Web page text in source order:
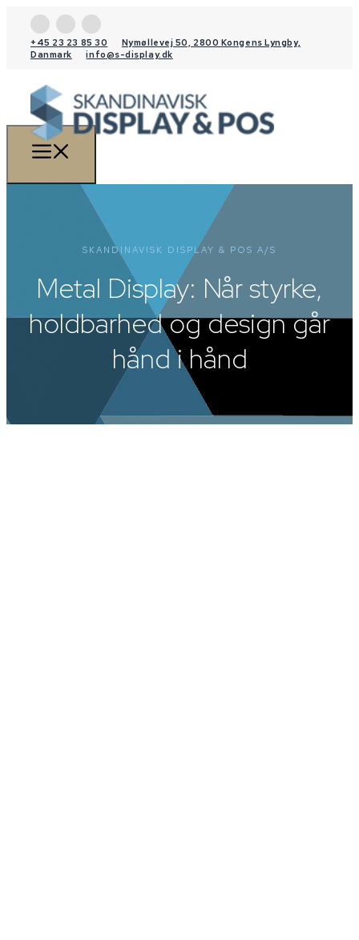
+45 23 23 85 30
Nymøllevej 50, 2800 Kongens Lyngby,
Danmark
info@s-display.dk
SKANDINAVISK DISPLAY & POS A/S
Metal Display: Når styrke,
holdbarhed og design går
hånd i hånd